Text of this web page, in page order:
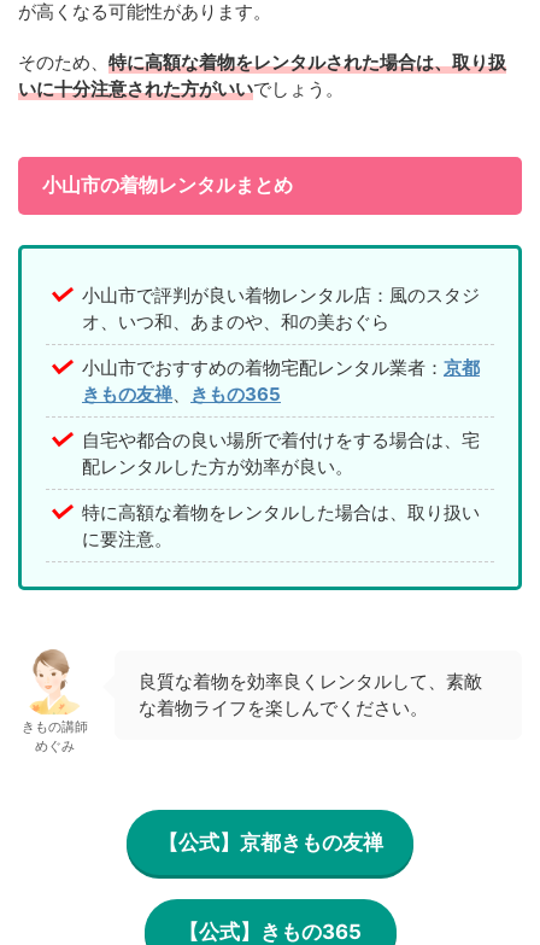
が高くなる可能性があります。
そのため、 特に高額な着物をレンタルされた場合は、取り扱
いに十分注意された方がいいでしょう。
小山市の着物レンタルまとめ
小山市で評判が良い着物レンタル店：風のスタジ
オ、いつ和、あまのや、和の美おぐら
小山市でおすすめの着物宅配レンタル業者： 京都
きもの友禅
きもの365
自宅や都合の良い場所で着付けをする場合は、宅
配レンタルした方が効率が良い。
特に高額な着物をレンタルした場合は、取り扱い
に要注意。
きもの講師
めぐみ
良質な着物を効率良くレンタルして、素敵
な着物ライフを楽しんでください。
【公式】京都きもの友禅
【公式】きもの365